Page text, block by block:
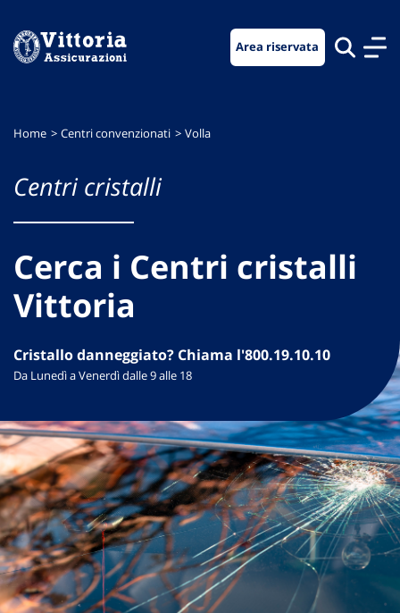
menu
contenuto
footer
Area riservata
Home Centri convenzionati Volla
Centri cristalli
Cerca i Centri cristalli
Vittoria
Cristallo danneggiato? Chiama l'800.19.10.10
Da Lunedì a Venerdì dalle 9 alle 18